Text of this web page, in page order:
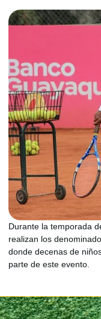
Durante la temporada
realizan los
donde decenas de
parte de este evento.